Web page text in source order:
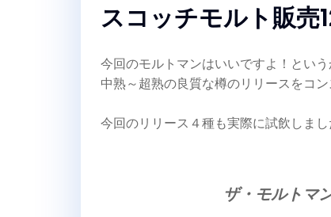
スコッチモルト販売
今回のモルトマンはいいですよ！とい
中熟～超熟の良質な樽のリリースをコ
今回のリリース４種も実際に試飲しま
ザ・モルトマ